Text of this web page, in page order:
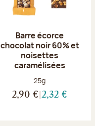
Barre écorce
chocolat noir 60% et
noisettes
caramélisées
Poids net :
25g
2,90 € 2,32 €